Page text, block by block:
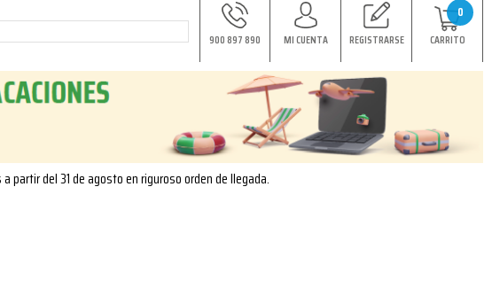
900 897 890 MI CUENTA REGISTRARSE
0
CARRITO
partir del 31 de agosto en riguroso orden de llegada.